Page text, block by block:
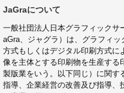
JaGraについて
一般社団法人日本グラフィックサ
aGra、ジャグラ）は、グラフィッ
方式もしくはデジタル印刷方式に
像を主体とする印刷物を生産する
製版業をいう。以下同じ）に関す
指導、企業経営の改善及び指導、